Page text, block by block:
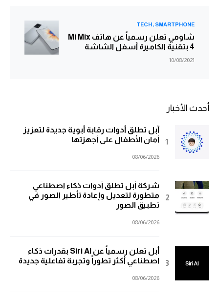
SMARTPHONE
TECH
شاومي تعلن رسمياً عن هاتف Mi Mix
4 بتقنية الكاميرة أسفل الشاشة
10/08/2021
أحدث الأخبار
آبل تطلق أدوات رقابة أبوية جديدة لتعزيز
أمان الأطفال على أجهزتها
08/06/2026
شركة أبل تطلق أدوات ذكاء اصطناعي
متطورة لتعديل وإعادة تأطير الصور في
تطبيق الصور
08/06/2026
أبل تعلن رسمياً عن Siri AI بقدرات ذكاء
اصطناعي أكثر تطوراً وتجربة تفاعلية جديدة
08/06/2026